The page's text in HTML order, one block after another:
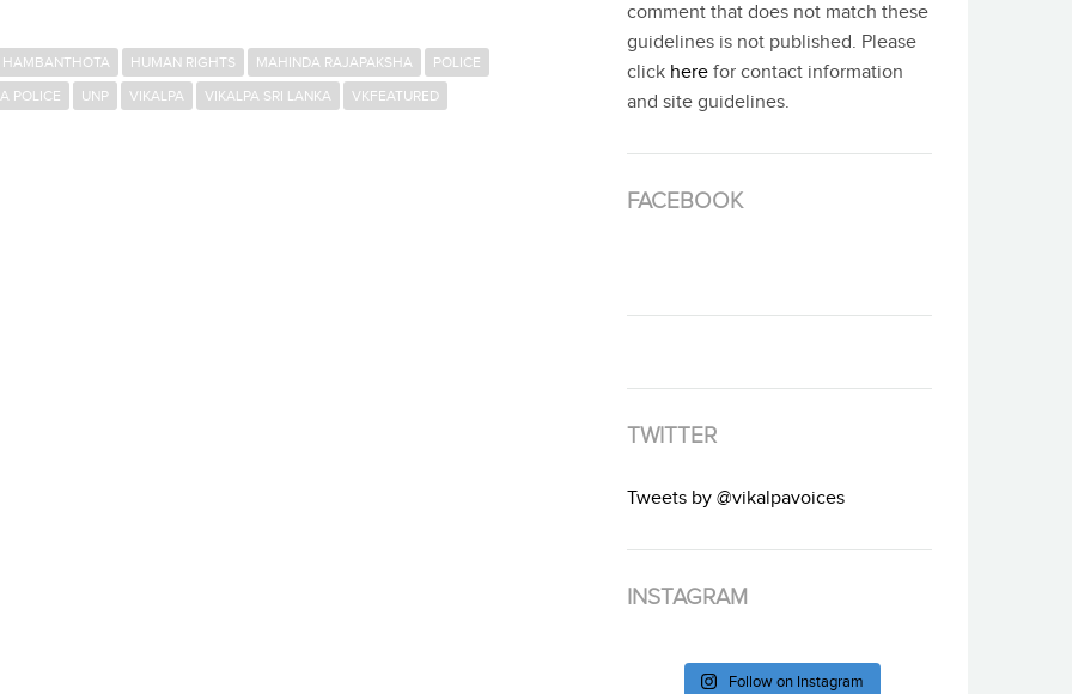
HAMBANTHOTA HUMAN RIGHTS MAHINDA RAJAPAKSHA
POLICE
POLICE UNP VIKALPA VIKALPA SRI LANKA VKFEATURED
comment that does not match these
guidelines is not published. Please
click here for contact information
and site guidelines.
FACEBOOK
TWITTER
Tweets by @vikalpavoices
INSTAGRAM
Follow on Instagram